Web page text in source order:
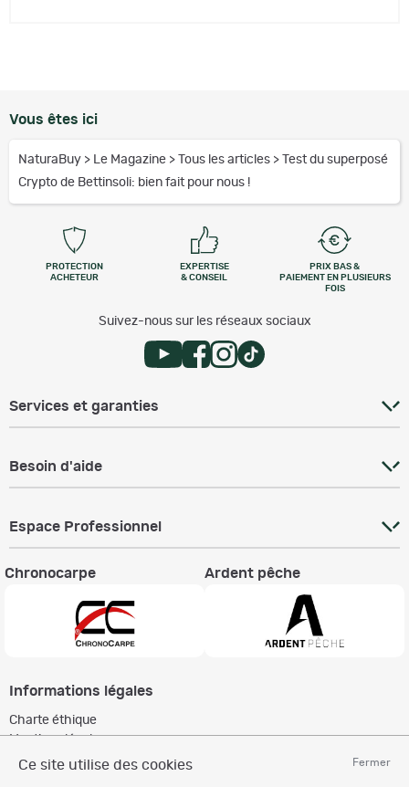
Fermer
Ce site utilise des cookies
Vous êtes ici
NaturaBuy > Le Magazine > Tous les articles >
Test du superposé
Crypto de Bettinsoli: bien fait pour nous !
PROTECTION
ACHETEUR
EXPERTISE
& CONSEIL
PRIX BAS &
PAIEMENT EN PLUSIEURS
FOIS
Suivez-nous sur les réseaux sociaux
Services et garanties
Besoin d'aide
Espace Professionnel
Chronocarpe Ardent pêche
Informations légales
Charte éthique
Mentions légales
Règlement & Conditions d'utilisation